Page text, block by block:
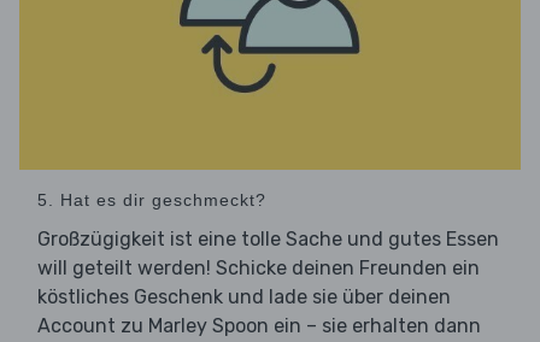
5. Hat es dir geschmeckt?
Großzügigkeit ist eine tolle Sache und gutes Essen
will geteilt werden! Schicke deinen Freunden ein
köstliches Geschenk und lade sie über deinen
Account zu Marley Spoon ein – sie erhalten dann